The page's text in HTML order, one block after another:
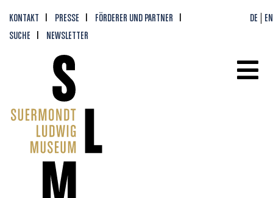
KONTAKT PRESSE
FÖRDERER UND PARTNER
SUCHE
NEWSLETTER
DE EN